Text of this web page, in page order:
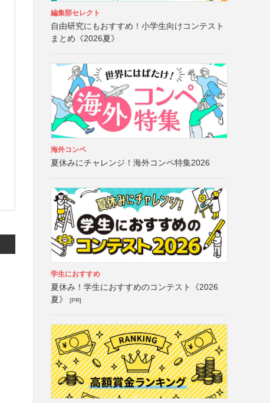
編集部セレクト
自由研究にもおすすめ！小学生向けコンテスト
まとめ《2026夏》
海外コンペ
夏休みにチャレンジ！海外コンペ特集2026
学生におすすめ
夏休み！学生におすすめのコンテスト《2026
夏》
[PR]